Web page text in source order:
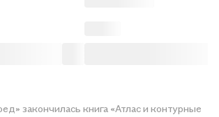
закончилась книга «Атлас и контурные